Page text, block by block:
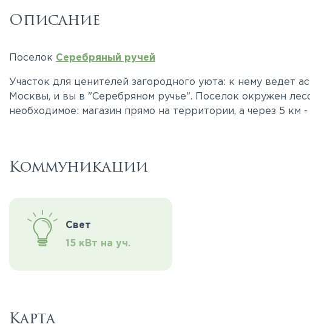
Описание
Поселок Серебряный ручей
Участок для ценителей загородного уюта: к нему ведет
Москвы, и вы в "Серебряном ручье". Поселок окружен
необходимое: магазин прямо на территории, а через 5 км
Коммуникации
Свет
15 кВт на уч.
Карта